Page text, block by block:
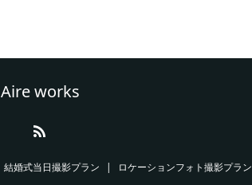
Aire works
結婚式当日撮影プラン ロケーションフォト撮影プラン